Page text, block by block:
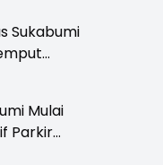
Sukabumi
Mulai
Parkir
Wisata,